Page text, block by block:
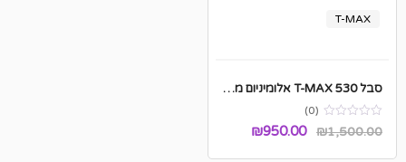
T-MAX
סבל T-MAX 530 אלומיניום מחוזק
(0)
₪1,500.00
המחיר ₪950.00